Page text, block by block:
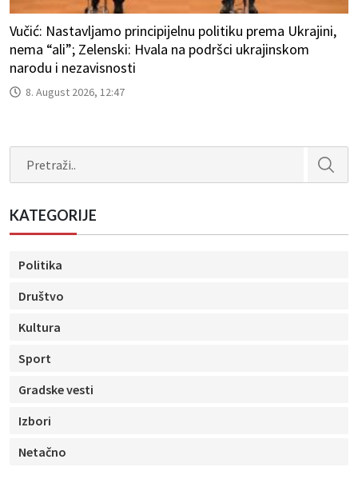
Vučić: Nastavljamo principijelnu politiku prema Ukrajini,
nema “ali”; Zelenski: Hvala na podršci ukrajinskom
narodu i nezavisnosti
8. August 2026, 12:47
KATEGORIJE
Politika
Društvo
Kultura
Sport
Gradske vesti
Izbori
Netačno